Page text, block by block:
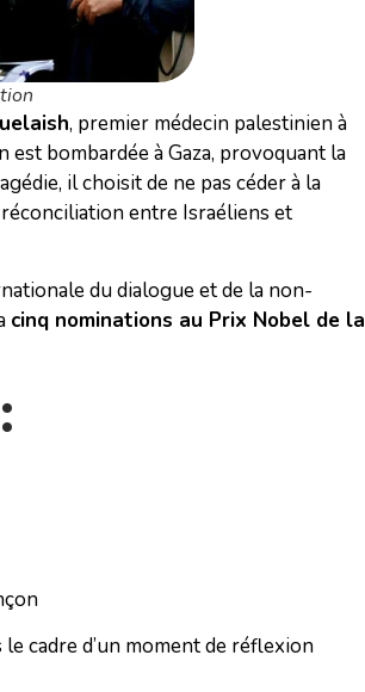
, premier médecin palestinien à
bombardée à Gaza, provoquant la
il choisit de ne pas céder à la
entre Israéliens et
du dialogue et de la non-
cinq nominations au Prix Nobel de la
cadre d’un moment de réflexion